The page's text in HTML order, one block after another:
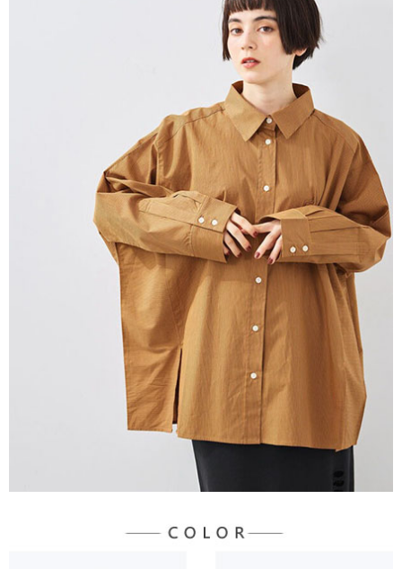
1.分期款項不併入電信帳單，「大哥付你分期」於每月結算日後寄送繳費提
2.透過簡訊連結打開帳單後，可選擇「超商條碼／台灣大直營門市／銀行轉
帳／街口支付／iPASS MONEY」等通路繳費。
1.本服務係由「台灣大哥大股份有限公司」（以下簡稱本公司）所提供，讓
用戶於交易時，得透過本服務購買商品或服務，並由商店將買賣／分期付款
買賣價金債權讓與本公司後，依約使用本公司帳單繳交帳款。
2.基於同意付款使用「大哥付你分期」之契約關係目的，商店將以您的個人
資料（包含姓名、電話或地址）提供予台灣大哥大進項蒐集、處理及利用，
由本公司與您本人進行分期帳單所需資料之確認、核對及更正。
3.完整用戶服務條款，請詳閱以下連結：https://oppay.tw/userRule
３．安心：先確認商品／服務後，再付款。
１．於結帳方式選擇「AFTEE先享後付」後，將跳轉至「AFTEE先享後付」
結帳頁面，進行簡訊認證並確認金額後，即可完成結帳。
２．訂單成立數日內，您將收到繳費通知簡訊。
３．收到繳費通知簡訊後14天內，點擊此簡訊中的連結，可透過四大超商／
ATM／網路銀行／等多元方式進行付款，方視為交易完成。
※ 請注意：結帳手續完成當下不需立刻繳費，但若您需要取消訂單，請聯絡
購買商品的店家。未經商家同意取消之訂單仍視為有效，需透過AFTEE先享
後付繳納相關費用。
※ 交易是否成功請以「AFTEE先享後付 」之結帳頁面顯示為準，若有關於
是否繳費成功／繳費後需取消欲退款等相關疑問，請聯繫「AFTEE先享後付
客戶支援中心」
https://netprotections.freshdesk.com/support/home
１．透過由恩沛科技股份有限公司提供之「AFTEE先享後付」服務完成之交
易，需依本服務之必要範圍內提供個人資料，並將交易相關給付款項請求債
權轉讓予恩沛科技股份有限公司。
２．關於個人資料處理事宜，請瀏覽以下網址：
https://aftee.tw/terms/#terms3
３．未成年的使用者請事先徵得法定代理人或監護人之同意方可使用
「AFTEE先享後付」，若未經同意申辦者引起之損失，本公司不負相關責
４．使用「AFTEE先享後付」時，將依據個別帳號之用戶狀況，依本公司即
時審查核予不同之上限額度；若仍有額度不足之情形，本公司將視審查結果
請求用戶進行身份認證。
５．嚴禁一人註冊多個帳號或使用他人資訊註冊。若發現惡意使用之情形，
恩沛科技股份有限公司將有權停止該用戶之使用額度並採取法律行動。
每筆NT$60，滿NT$388(含以上)免運費
每筆NT$60，滿NT$388(含以上)免運費
每筆NT$60，滿NT$888(含以上)免運費
每筆NT$60，滿NT$888(含以上)免運費
每筆NT$60，滿NT$888(含以上)免運費
每筆NT$60，滿NT$888(含以上)免運費
每筆NT$90，滿NT$888(含以上)免運費